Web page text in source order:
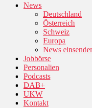
News
Deutschland
Österreich
Schweiz
Europa
News
Jobbörse
Personalien
Podcasts
DAB+
UKW
Kontakt